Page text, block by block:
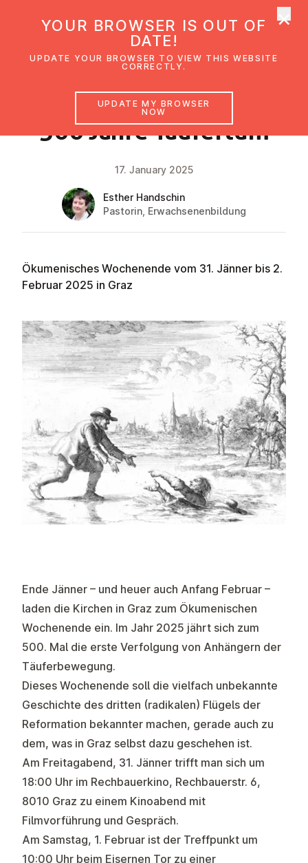
500 Jahre Täufertum
NEWS
17. January 2025
Esther Handschin
Pastorin, Erwachsenenbildung
Ökumenisches Wochenende vom 31. Jänner bis 2.
Februar 2025 in Graz
Ende Jänner – und heuer auch Anfang Februar –
laden die Kirchen in Graz zum Ökumenischen
Wochenende ein. Im Jahr 2025 jährt sich zum
500. Mal die erste Verfolgung von Anhängern der
Täuferbewegung.
Dieses Wochenende soll die vielfach unbekannte
Geschichte des dritten (radikalen) Flügels der
Reformation bekannter machen, gerade auch zu
dem, was in Graz selbst dazu geschehen ist.
Am Freitagabend, 31. Jänner trifft man sich um
18:00 Uhr im Rechbauerkino, Rechbauerstr. 6,
8010 Graz zu einem Kinoabend mit
Filmvorführung und Gespräch.
Am Samstag, 1. Februar ist der Treffpunkt um
10:00 Uhr beim Eisernen Tor zu einer
YOUR BROWSER IS OUT OF
DATE!
UPDATE YOUR BROWSER TO VIEW THIS WEBSITE
CORRECTLY.
UPDATE MY BROWSER
NOW
×